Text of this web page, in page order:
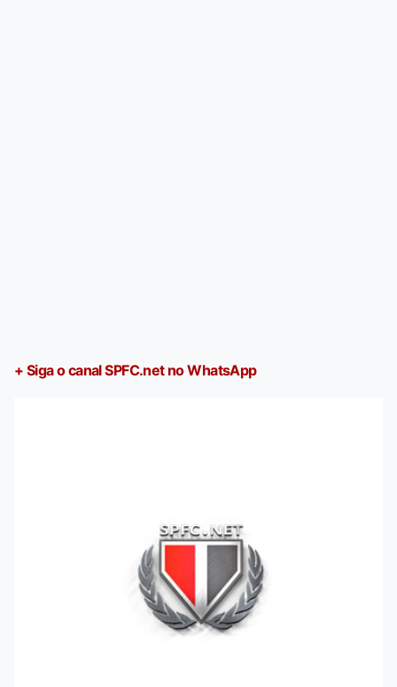
+ Siga o canal SPFC.net no WhatsApp